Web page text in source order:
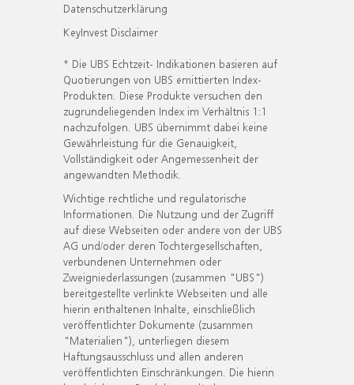
Datenschutzerklärung
KeyInvest Disclaimer
* Die UBS Echtzeit- Indikationen basieren auf
Quotierungen von UBS emittierten Index-
Produkten. Diese Produkte versuchen den
zugrundeliegenden Index im Verhältnis 1:1
nachzufolgen. UBS übernimmt dabei keine
Gewährleistung für die Genauigkeit,
Vollständigkeit oder Angemessenheit der
angewandten Methodik.
Wichtige rechtliche und regulatorische
Informationen. Die Nutzung und der Zugriff
auf diese Webseiten oder andere von der UBS
AG und/oder deren Tochtergesellschaften,
verbundenen Unternehmen oder
Zweigniederlassungen (zusammen "UBS")
bereitgestellte verlinkte Webseiten und alle
hierin enthaltenen Inhalte, einschließlich
veröffentlichter Dokumente (zusammen
"Materialien"), unterliegen diesem
Haftungsausschluss und allen anderen
veröffentlichten Einschränkungen. Die hierin